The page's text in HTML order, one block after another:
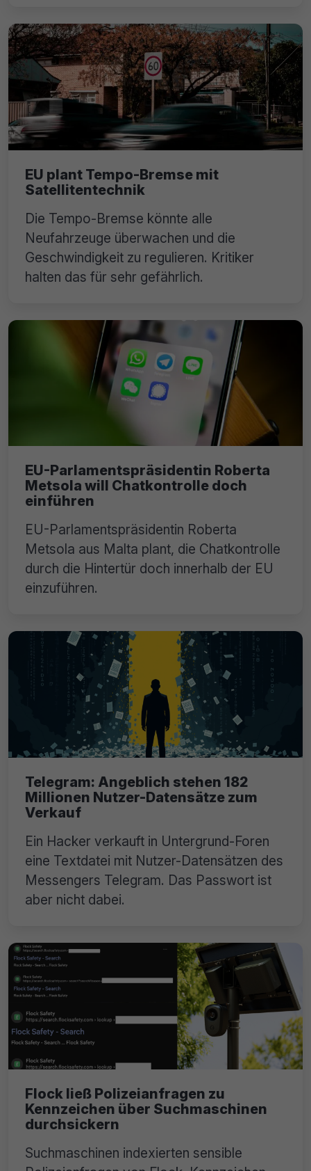
EU plant Tempo-Bremse mit
Satellitentechnik
Die Tempo-Bremse könnte alle
Neufahrzeuge überwachen und die
Geschwindigkeit zu regulieren. Kritiker
halten das für sehr gefährlich.
EU-Parlamentspräsidentin Roberta
Metsola will Chatkontrolle doch
einführen
EU-Parlamentspräsidentin Roberta
Metsola aus Malta plant, die Chatkontrolle
durch die Hintertür doch innerhalb der EU
einzuführen.
Telegram: Angeblich stehen 182
Millionen Nutzer-Datensätze zum
Verkauf
Ein Hacker verkauft in Untergrund-Foren
eine Textdatei mit Nutzer-Datensätzen des
Messengers Telegram. Das Passwort ist
aber nicht dabei.
Flock ließ Polizeianfragen zu
Kennzeichen über Suchmaschinen
durchsickern
Suchmaschinen indexierten sensible